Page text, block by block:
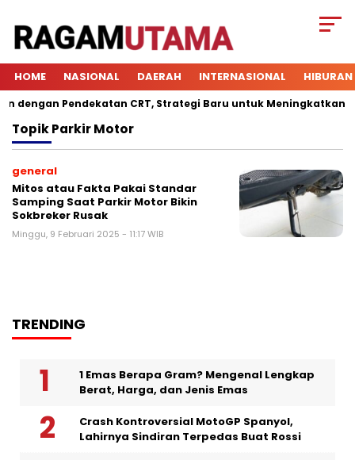
HOME NASIONAL DAERAH INTERNASIONAL HIBURAN
dengan Pendekatan CRT, Strategi Baru untuk Meningkatkan
TopikParkir Motor
general
Mitos atau Fakta Pakai Standar
Samping Saat Parkir Motor Bikin
Sokbreker Rusak
Minggu, 9 Februari 2025 - 11:17 WIB
TRENDING
1 Emas Berapa Gram? Mengenal Lengkap
Berat, Harga, dan Jenis Emas
Crash Kontroversial MotoGP Spanyol,
Lahirnya Sindiran Terpedas Buat Rossi